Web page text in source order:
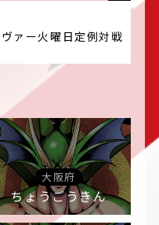
ァー火曜日定例対戦
大阪府
ちょうごうきん